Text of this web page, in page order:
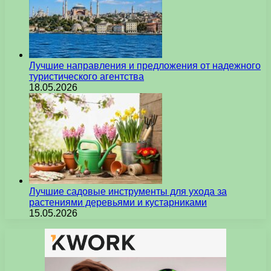
Лучшие направления и предложения от надежного
туристического агентства
18.05.2026
Лучшие садовые инструменты для ухода за
растениями деревьями и кустарниками
15.05.2026